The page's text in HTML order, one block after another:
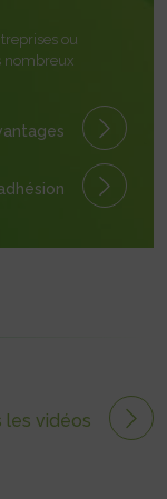
ou
nombreux
les vidéos